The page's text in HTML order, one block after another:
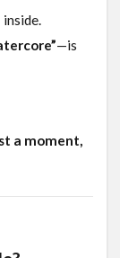
inside.
—is
a moment,